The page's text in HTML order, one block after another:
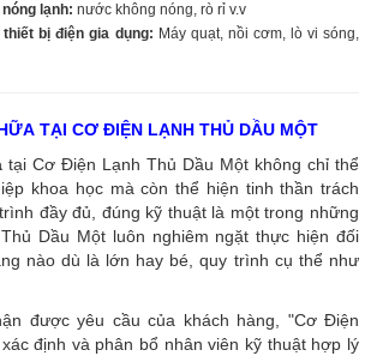
lạnh: nước không nóng, rò rỉ v.v
bị điện gia dụng: Máy quạt, nồi cơm, lò vi sóng,
TẠI CƠ ĐIỆN LẠNH THỦ DẦU MỘT
tại Cơ Điện Lạnh Thủ Dầu Một không chỉ thể
khoa học mà còn thể hiện tinh thần trách
đầy đủ, đúng kỹ thuật là một trong những
Dầu Một luôn nghiêm ngặt thực hiện đối
nào dù là lớn hay bé, quy trình cụ thể như
được yêu cầu của khách hàng, "Cơ Điện
định và phân bổ nhân viên kỹ thuật hợp lý